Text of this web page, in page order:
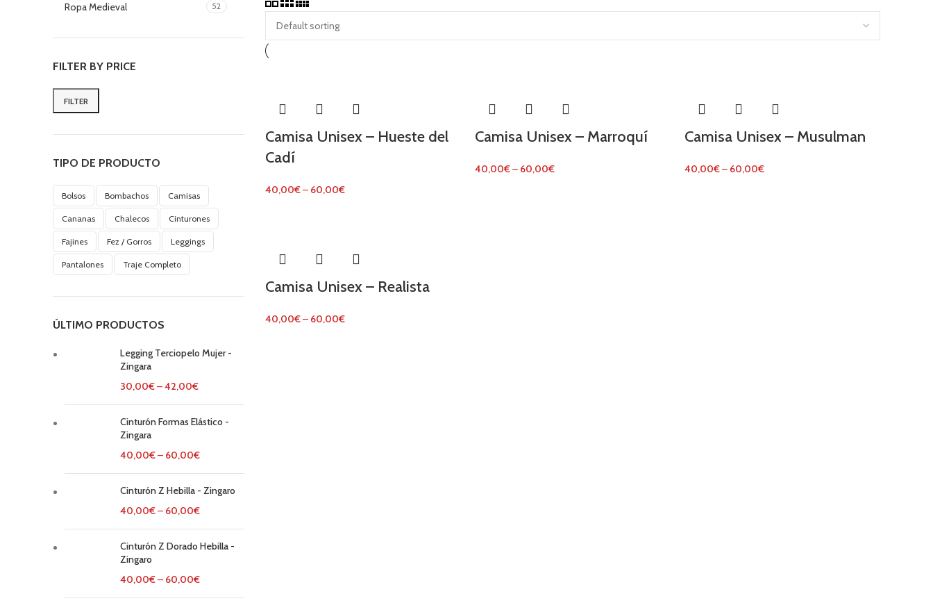
Ropa Medieval 52
FILTER BY PRICE
Min
Max
FILTER
TIPO DE PRODUCTO
Bolsos Bombachos Camisas
Cananas Chalecos Cinturones
Fajines Fez / Gorros Leggings
Pantalones Traje Completo
ÚLTIMO PRODUCTOS
Legging Terciopelo Mujer -
Zingara
30,00€–42,00€
Cinturón Formas Elástico -
Zingara
40,00€– 60,00€
Cinturón Z Hebilla - Zingaro
40,00€– 60,00€
Cinturón Z Dorado Hebilla -
Zingaro
40,00€– 60,00€
Camisa Unisex – Hueste del
Cadí
40,00€– 60,00€
Camisa Unisex – Marroquí
40,00€– 60,00€
Camisa Unisex – Musulman
40,00€– 60,00€
Camisa Unisex – Realista
40,00€– 60,00€